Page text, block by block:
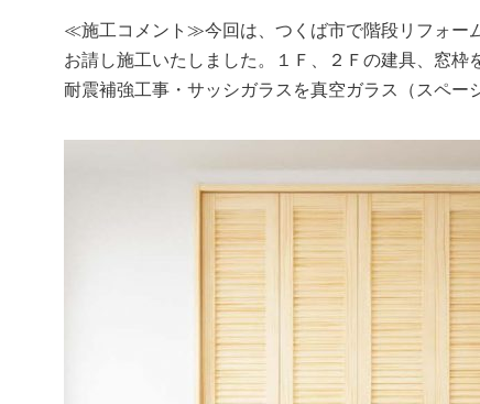
≪施工コメント≫今回は、つくば市で階段リフォー
お請し施工いたしました。１Ｆ、２Ｆの建具、窓
耐震補強工事・サッシガラスを真空ガラス（スペー